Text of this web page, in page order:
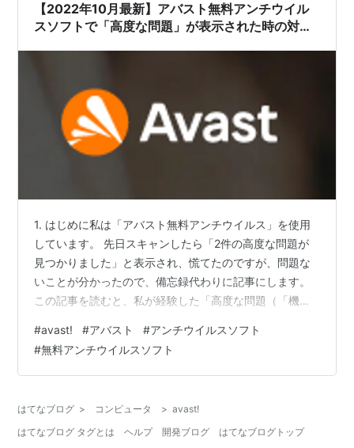
これに関してネット上では
アンチウイルスソフト自体がウイルスみたいなものだとよく理解し
【2022年10月最新】アバスト無料アンチウイル
スソフトで「高度な問題」が表示された時の対処
1. はじめに私は「アバスト無料アンチウイルス」を使用
しています。 先日スキャンしたら「2件の高度な問題が
見つかりました」と表示され、慌てたのですが、問題な
いことが分かったので、備忘録代わりに記事にします。
この記事を読むと、私が経験した「高度な問題（「機密
弱」）」は、無視して良いことを理解していただけると
思います。 2. 高度な問題2件「機密事項が攻撃の主要タ
ーゲット」と「偽サイトに対して脆弱」の詳細 私の場
項目が攻撃の主要ターゲットです ②偽サイトに対して脆
弱 でした。 ※上記以外の高度な…
#avast! #アバスト #アンチウイルスソフト
#無料アンチウイルスソフト
はてなブログ > コンピュータ > avast!
はてなブログ タグとは
ヘルプ 開発ブログ はてなブログトップ